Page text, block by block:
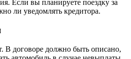
Если вы планируете поездку за
ли уведомлять кредитора.
договоре должно быть описано,